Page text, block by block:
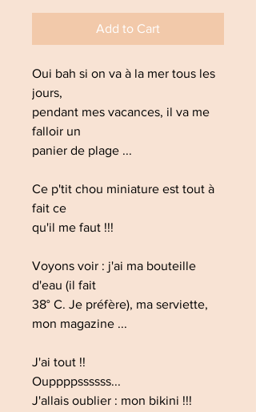
Add to Cart
Oui bah si on va à la mer tous les
jours,
pendant mes vacances, il va me
falloir un
panier de plage ...
Ce p'tit chou miniature est tout à
fait ce
qu'il me faut !!!
Voyons voir : j'ai ma bouteille
d'eau (il fait
38° C. Je préfère), ma serviette,
mon magazine ...
J'ai tout !!
Ouppppssssss...
J'allais oublier : mon bikini !!!